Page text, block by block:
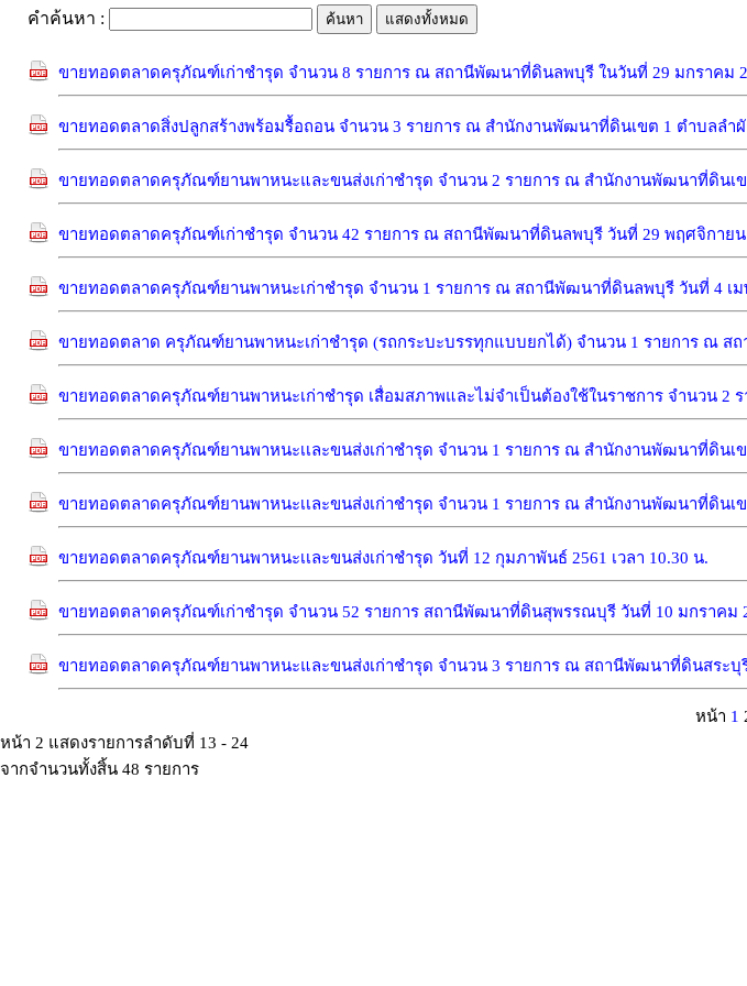
คำค้นหา :
ขายทอดตลาดครุภัณฑ์เก่าชำรุด จำนวน 8 รายการ ณ สถานีพัฒนาที่ดินลพบุรี ในวันที่ 29 มกราคม
ขายทอดตลาดสิ่งปลูกสร้างพร้อมรื้อถอน จำนวน 3 รายการ ณ สำนักงานพัฒนาที่ดินเขต 1 ตำบลลำ
ขายทอดตลาดครุภัณฑ์ยานพาหนะและขนส่งเก่าชำรุด จำนวน 2 รายการ ณ สำนักงานพัฒนาที่ดินเ
ขายทอดตลาดครุภัณฑ์เก่าชำรุด จำนวน 42 รายการ ณ สถานีพัฒนาที่ดินลพบุรี วันที่ 29 พฤศจิกายน
ขายทอดตลาดครุภัณฑ์ยานพาหนะเก่าชำรุด จำนวน 1 รายการ ณ สถานีพัฒนาที่ดินลพบุรี วันที่ 4 เมษ
ขายทอดตลาด ครุภัณฑ์ยานพาหนะเก่าชำรุด (รถกระบะบรรทุกแบบยกได้) จำนวน 1 รายการ ณ ส
ขายทอดตลาดครุภัณฑ์ยานพาหนะเก่าชำรุด เสื่อมสภาพและไม่จำเป็นต้องใช้ในราชการ จำนวน 2
ขายทอดตลาดครุภัณฑ์ยานพาหนะเเละขนส่งเก่าชำรุด จำนวน 1 รายการ ณ สำนักงานพัฒนาที่ดินเข
ขายทอดตลาดครุภัณฑ์ยานพาหนะเเละขนส่งเก่าชำรุด จำนวน 1 รายการ ณ สำนักงานพัฒนาที่ดินเข
ขายทอดตลาดครุภัณฑ์ยานพาหนะเเละขนส่งเก่าชำรุด วันที่ 12 กุมภาพันธ์ 2561 เวลา 10.30 น.
ขายทอดตลาดครุภัณฑ์เก่าชำรุด จำนวน 52 รายการ สถานีพัฒนาที่ดินสุพรรณบุรี วันที่ 10 มกราคม
ขายทอดตลาดครุภัณฑ์ยานพาหนะและขนส่งเก่าชำรุด จำนวน 3 รายการ ณ สถานีพัฒนาที่ดินสระบุรี
หน้า 1
หน้า 2 แสดงรายการลำดับที่ 13 - 24
จากจำนวนทั้งสิ้น 48 รายการ